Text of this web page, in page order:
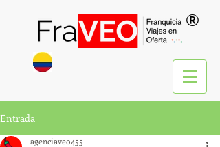
®
Entrada
agenciaveo455